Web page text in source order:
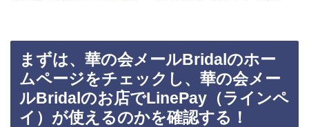
まずは、華の会メールBridalのホー
ムページをチェックし、華の会メー
ルBridalのお店でLinePay（ラインペ
イ）が使えるのかを確認する！